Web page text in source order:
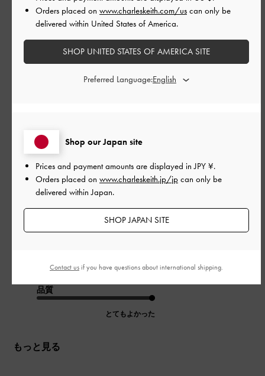
もっと見る
このレビューは役に立ちましたか？
0
意外と入る！
ころんとしたミニバックですが収納はバッチリなので通勤バッ
クとして使用してます。
その他（シューズ以外） |カラー:
とてもよかった
品質
とてもよかった
もっと見る
Shop our Japan site
Prices and payment amounts are displayed inJPY ¥.
Orders placed on www.charleskeith.jp/jp can only be
delivered within Japan.
SHOP JAPAN SITE
Orders placed on www.charleskeith.com/us can only be
delivered within United States of America.
SHOP UNITED STATES OF AMERICA SITE
Preferred Language:
Contact usif you have questions about international shipping.